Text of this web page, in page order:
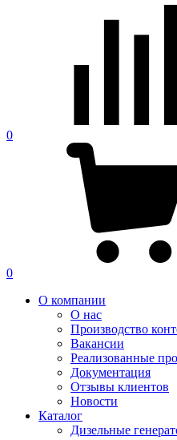
0
0
О компании
О нас
Производство
Вакансии
Реализованные
Документация
Отзывы клиентов
Новости
Каталог
Дизельные